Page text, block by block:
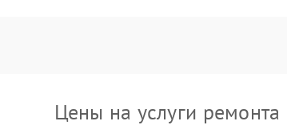
Цены на услуги ремонта